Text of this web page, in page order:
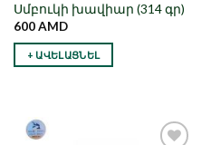
Սմբուկի խավիար (314 գր)
600AMD
+ ԱՎԵԼԱՑՆԵԼ